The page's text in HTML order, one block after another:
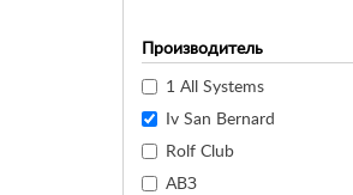
Производитель
1 All Systems
Iv San Bernard
Rolf Club
АВЗ